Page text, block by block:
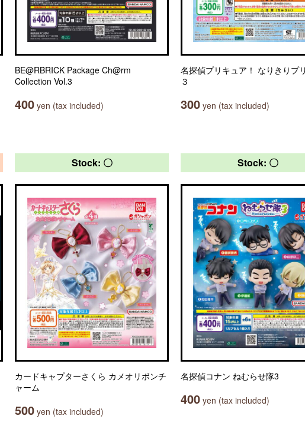
BE@RBRICK Package Ch@rm
Collection Vol.3
400 yen (tax included)
名探偵プリキュア！ なりきりプ
３
300 yen (tax included)
Stock: 〇
カードキャプターさくら カメオリボンチ
ャーム
500 yen (tax included)
Stock: 〇
名探偵コナン ねむらせ隊3
400 yen (tax included)